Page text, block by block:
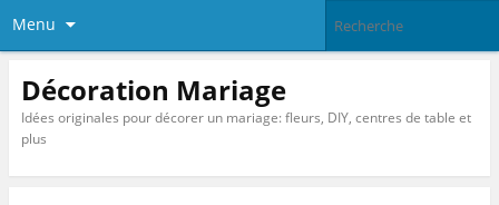
Menu
Décoration Mariage
Idées originales pour décorer un mariage: fleurs, DIY, centres de table et
plus